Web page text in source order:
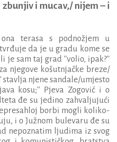
i mucav,/ nijem – i
terasa s podnožjem u
da je u gradu kome se
je sam taj grad ''volio, ipak?''
njegove košutnjačke breze/
stavlja njene sandale/umjesto
kosu;'' Pjeva Zogović i o
đe su jedino zahvaljujući
borbi mogli koliko-
i o Južnom bulevaru đe su
nepoznatim ljudima iz svog